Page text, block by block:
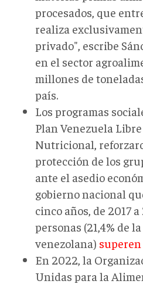
procesados, que
realiza
privado", escribe
en el sector
millones de
país.
Los programas
Plan Venezuela
Nutricional,
protección de los
ante el asedio
gobierno nacional
cinco años, de 2017
personas (21,4% de
venezolana) superen
En 2022, la
Unidas para la